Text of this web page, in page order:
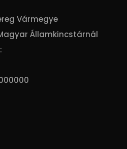
Vármegye
Államkincstárnál